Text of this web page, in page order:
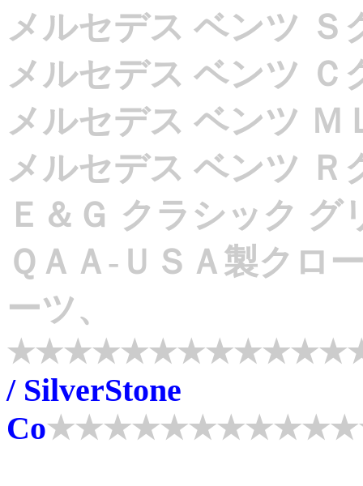
メルセデス ベンツ Ｓ
メルセデス ベンツ Ｃ
メルセデス ベンツ Ｍ
メルセデス ベンツ Ｒ
Ｅ＆Ｇ クラシック
ＱＡＡ-ＵＳＡ製クロ
ーツ、
/ SilverStone
Co